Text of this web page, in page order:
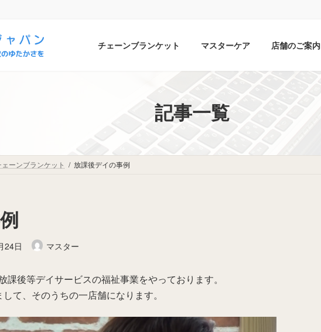
チェーンブランケット マスターケア 店舗のご案内
記事一覧
ェーンブランケット 放課後デイの事例
24日 マスター
後等デイサービスの福祉事業をやっております。
て、そのうちの一店舗になります。